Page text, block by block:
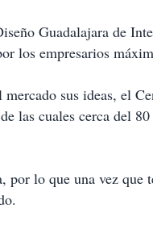
Guadalajara de
los empresarios
sus ideas, el
las cuales cerca del
por lo que una vez que